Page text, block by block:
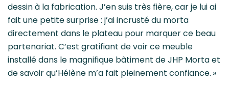
dessin à la fabrication. J’en suis très fière, car je lui ai
fait une petite surprise : j’ai incrusté du morta
directement dans le plateau pour marquer ce beau
partenariat. C’est gratifiant de voir ce meuble
installé dans le magnifique bâtiment de JHP Morta et
de savoir qu’Hélène m’a fait pleinement confiance. »